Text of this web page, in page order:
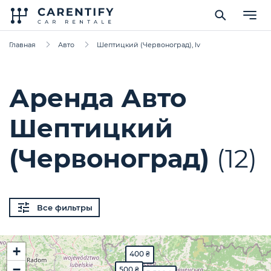
Главная Авто Шептицкий (Червоноград), lv
Аренда Авто
Шептицкий
(Червоноград) (12)
Все фильтры
400 ₴
+